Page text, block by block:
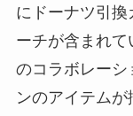
にドーナツ引
ーチが含まれて
のコラボレーシ
ンのアイテム